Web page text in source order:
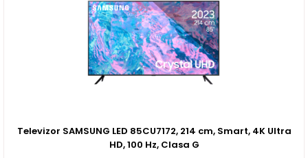
Televizor SAMSUNG LED 85CU7172, 214 cm, Smart, 4K Ultra
HD, 100 Hz, Clasa G